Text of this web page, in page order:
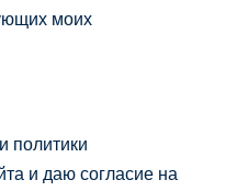
моих
политики
и даю согласие на